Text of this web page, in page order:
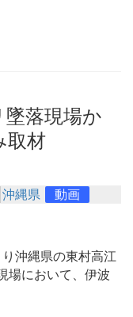
落現場か
取材
沖縄県 動画
沖縄県の東村高江
場において、伊波